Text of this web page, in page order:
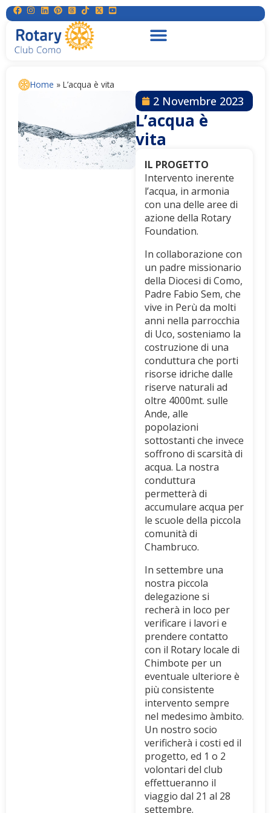
Home » L’acqua è vita
2 Novembre 2023
L’acqua è
vita
IL PROGETTO
Intervento inerente
l’acqua, in armonia
con una delle aree di
azione della Rotary
Foundation.
In collaborazione con
un padre missionario
della Diocesi di Como,
Padre Fabio Sem, che
vive in Perù da molti
anni nella parrocchia
di Uco, sosteniamo la
costruzione di una
conduttura che porti
risorse idriche dalle
riserve naturali ad
oltre 4000mt. sulle
Ande, alle
popolazioni
sottostanti che invece
soffrono di scarsità di
acqua. La nostra
conduttura
permetterà di
accumulare acqua per
le scuole della piccola
comunità di
Chambruco.
In settembre una
nostra piccola
delegazione si
recherà in loco per
verificare i lavori e
prendere contatto
con il Rotary locale di
Chimbote per un
eventuale ulteriore è
più consistente
intervento sempre
nel medesimo àmbito.
Un nostro socio
verificherà i costi ed il
progetto, ed 1 o 2
volontari del club
effettueranno il
viaggio dal 21 al 28
settembre.